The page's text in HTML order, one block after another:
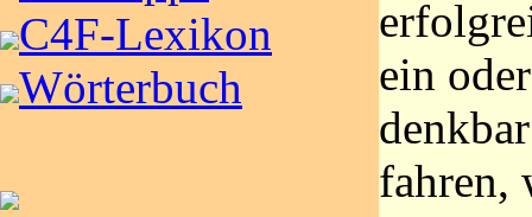
C4F-Lexikon
Wörterbuch
ein
fahren,